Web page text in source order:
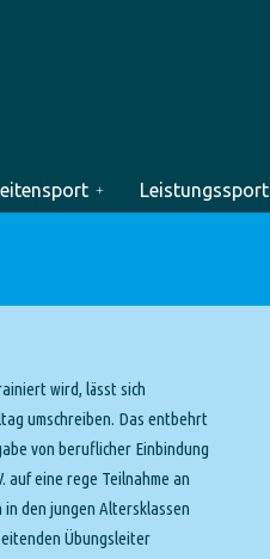
Leistungssport
wird, lässt sich
umschreiben. Das entbehrt
von beruflicher Einbindung
auf eine rege Teilnahme an
den jungen Altersklassen
Übungsleiter